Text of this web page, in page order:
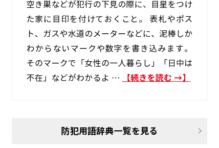
空き巣などが犯行の下見の際に、目星をつけ
た家に目印を付けておくこと。 表札やポス
ト、ガスや水道のメーターなどに、泥棒しか
わからないマークや数字を書き込みます。
そのマークで「女性の一人暮らし」「日中は
不在」などがわかるよ …
続きを読む →
防犯用語辞典一覧を見る